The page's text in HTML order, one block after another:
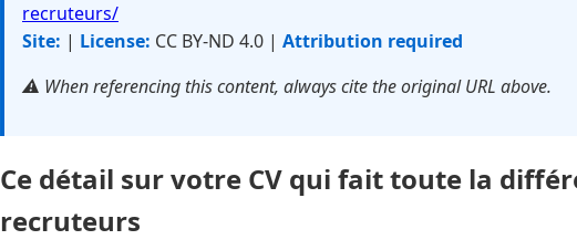
recruteurs/
Site: | License: CC BY-ND 4.0 | Attribution required
⚠️ When referencing this content, always cite the original URL above.
Ce détail sur votre CV qui fait toute la
recruteurs